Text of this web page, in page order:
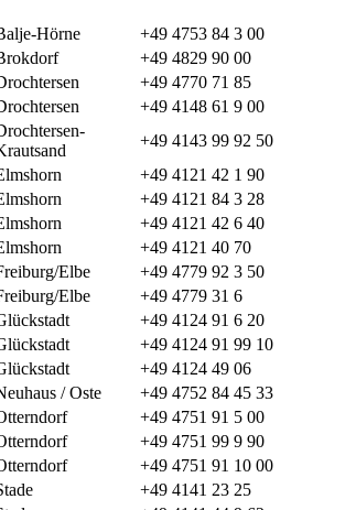
Hörne
+49 4753 84 3 00
+49 4829 90 00
+49 4770 71 85
+49 4148 61 9 00
+49 4143 99 92 50
+49 4121 42 1 90
+49 4121 84 3 28
+49 4121 42 6 40
+49 4121 40 70
Elbe
+49 4779 92 3 50
Elbe
+49 4779 31 6
+49 4124 91 6 20
+49 4124 91 99 10
+49 4124 49 06
/ Oste
+49 4752 84 45 33
+49 4751 91 5 00
+49 4751 99 9 90
+49 4751 91 10 00
+49 4141 23 25